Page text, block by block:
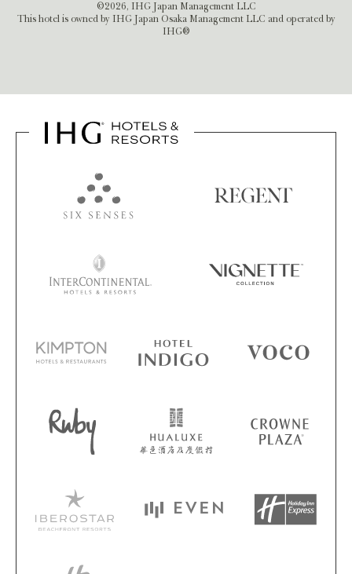
©2026, IHG Japan Management LLC
This hotel is owned by IHG Japan Osaka Management LLC and operated by
IHG®